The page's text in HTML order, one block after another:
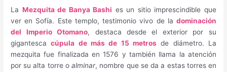
La Mezquita de Banya Bashi es un sitio imprescindible que
ver en Sofía. Este templo, testimonio vivo de la dominación
del Imperio Otomano, destaca desde el exterior por su
gigantescacúpula de más de 15 metros de diámetro. La
mezquita fue finalizada en 1576 y también llama la atención
por su alta torre oalminar, nombre que se da a estas torres en